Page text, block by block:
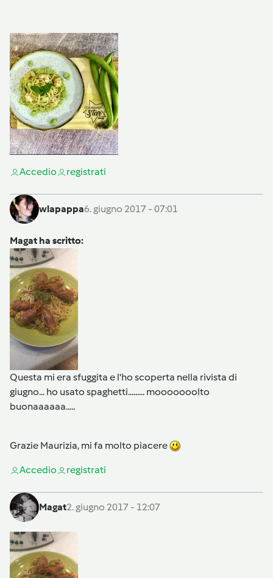
Accedio registrati
wlapappa6. giugno 2017 - 07:01
Magat ha scritto:
Questa mi era sfuggita e l'ho scoperta nella rivista di
giugno... ho usato spaghetti......... mooooooolto
buonaaaaaa.....
Grazie Maurizia, mi fa molto piacere
Accedio registrati
Magat2. giugno 2017 - 12:07